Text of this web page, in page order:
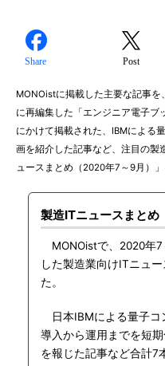
Share Post
MONOistに掲載した主要な記事を
に再編集した「エンジニア電子ブ
にかけて掲載された、IBMによる
画を紹介した記事など、注目の製
ュースまとめ（2020年7～9月）」
製造ITニュースまとめ
MONOistで、2020年7
した製造業向けITニュ
た。
日本IBMによる量子コ
導入から運用までを短
を報じた記事など合計7